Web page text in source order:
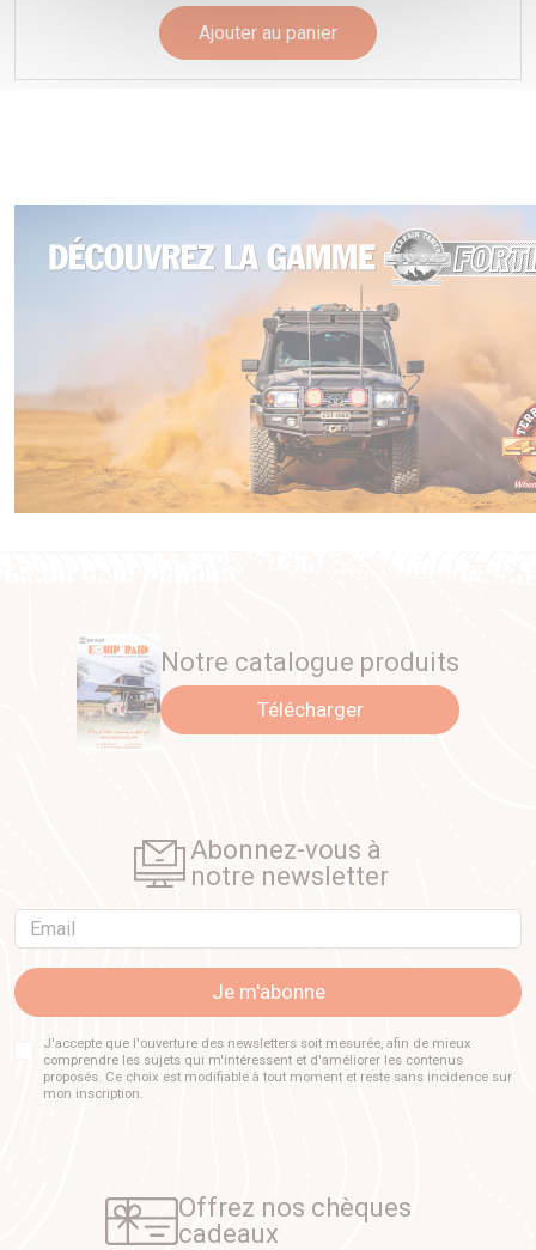
Ajouter au panier
Notre catalogue produits
Télécharger
Abonnez-vous à
notre newsletter
Email
Je m'abonne
J'accepte que l'ouverture des newsletters soit mesurée, afin de mieux
comprendre les sujets qui m'intéressent et d'améliorer les contenus
proposés. Ce choix est modifiable à tout moment et reste sans incidence sur
mon inscription.
Offrez nos chèques
cadeaux